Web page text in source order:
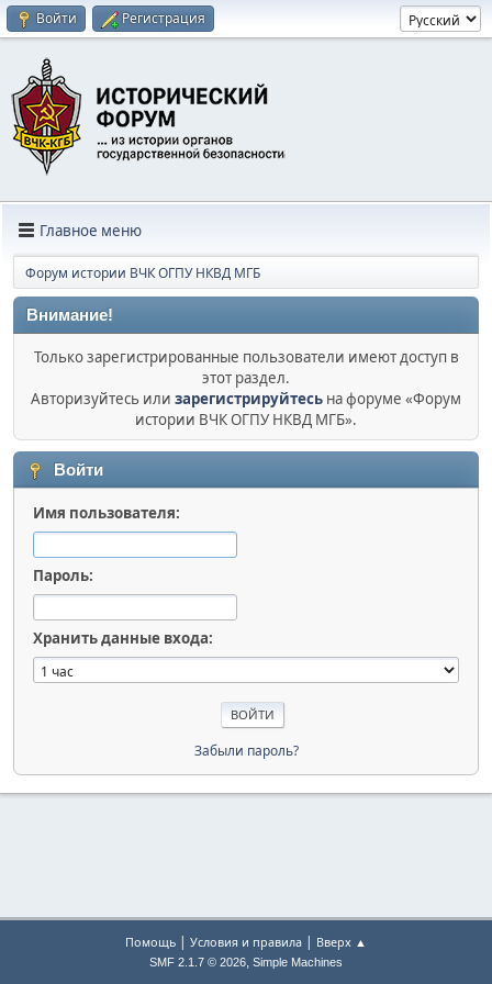
Войти Регистрация
Главное меню
Форум истории ВЧК ОГПУ НКВД МГБ
Внимание!
Только зарегистрированные пользователи имеют доступ в
этот раздел.
Авторизуйтесь или зарегистрируйтесь на форуме «Форум
истории ВЧК ОГПУ НКВД МГБ».
Войти
Имя пользователя:
Пароль:
Хранить данные входа:
Забыли пароль?
Помощь | Условия и правила | Вверх ▲
SMF 2.1.7 © 2026, Simple Machines